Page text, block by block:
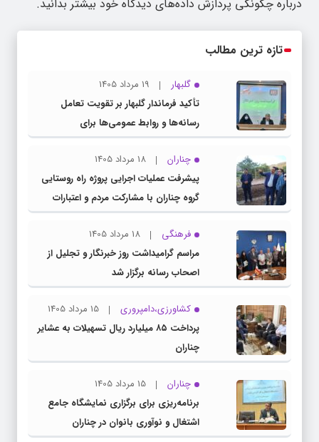
درباره چگونگی پردازش داده‌های دیدگاه خود بیشتر بدانید.
تازه ترین مطالب
گلبهار
19 مرداد 1405
تأکید فرماندار گلبهار بر تقویت تعامل
رسانه‌ها و روابط عمومی‌ها برای
اطلاع‌رسانی شفاف
چناران
18 مرداد 1405
پیشرفت عملیات اجرایی پروژه راه روستایی
گروه چناران با مشارکت مردم و اعتبارات
دولتی
فرهنگی
18 مرداد 1405
مراسم گرامیداشت روز خبرنگار و تجلیل از
اصحاب رسانه برگزار شد
کشاورزی،دامپروری
15 مرداد 1405
پرداخت ۸۵ میلیارد ریال تسهیلات به عشایر
چناران
چناران
15 مرداد 1405
برنامه‌ریزی برای برگزاری نمایشگاه جامع
اشتغال و نوآوری بانوان در چناران